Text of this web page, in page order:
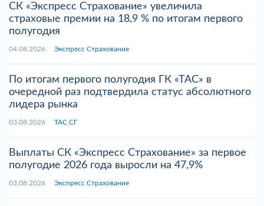
СК «Экспресс Страхование» увеличила
страховые премии на 18,9 % по итогам первого
полугодия
04.08.2026 Экспресс Страхование
По итогам первого полугодия ГК «ТАС» в
очередной раз подтвердила статус абсолютного
лидера рынка
03.08.2026 ТАС СГ
Выплаты СК «Экспресс Страхование» за первое
полугодие 2026 года выросли на 47,9%
03.08.2026 Экспресс Страхование